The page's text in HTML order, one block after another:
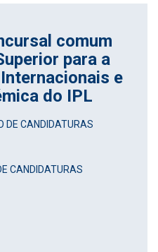
comum
para a
e
do IPL
DE CANDIDATURAS
CANDIDATURAS